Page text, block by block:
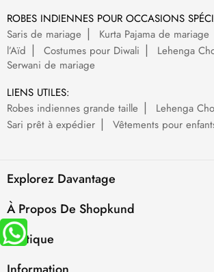
ROBES INDIENNES POUR OCCASIONS
Saris de mariage
Kurta Pajama de mariage
l’Aïd
Costumes pour Diwali
Lehenga
Serwani de mariage
LIENS UTILES:
Robes indiennes grande taille
Lehenga
Sari prêt à expédier
Vêtements pour
Explorez Davantage
À Propos De Shopkund
Politique